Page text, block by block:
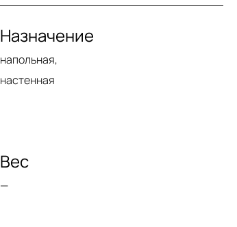
Назначение
напольная,
настенная
Вес
—